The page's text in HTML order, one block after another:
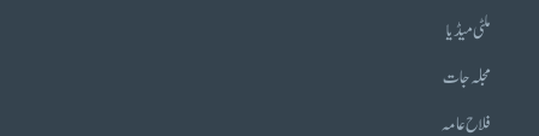
ملٹی میڈیا
مجلہ جات
فلاح عامہ